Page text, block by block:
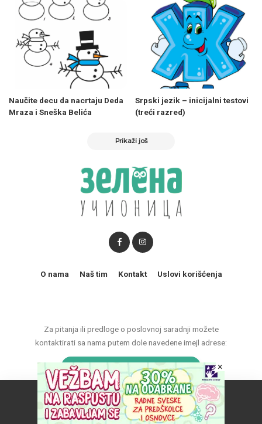
Naučite decu da nacrtaju Deda
Mraza i Sneška Belića
Srpski jezik – inicijalni testovi
(treći razred)
Prikaži još
Za pitanja ili predloge o poslovnoj saradnji možete
kontaktirati sa nama putem dole navedene imejl adrese:
marketing@zelenaucionica.com
O nama Naš tim Kontakt Uslovi korišćenja
© 2011-2024 Copyright by Zelena učionica. All Rights reserved.
Naš vebsajt koristi kolačiće da poboljša vaše iskustvo.
Prihvatam
×